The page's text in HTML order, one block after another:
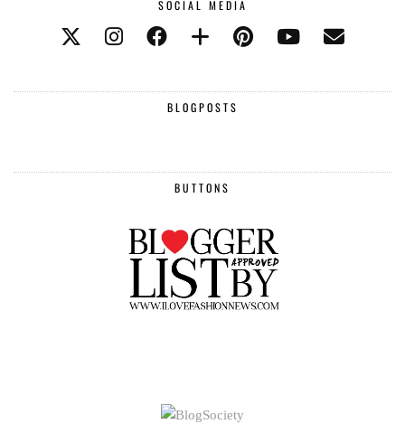
SOCIAL MEDIA
BLOGPOSTS
BUTTONS